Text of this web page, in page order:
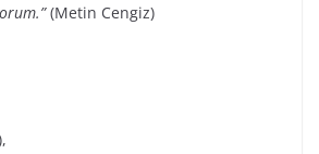
(Metin Cengiz)